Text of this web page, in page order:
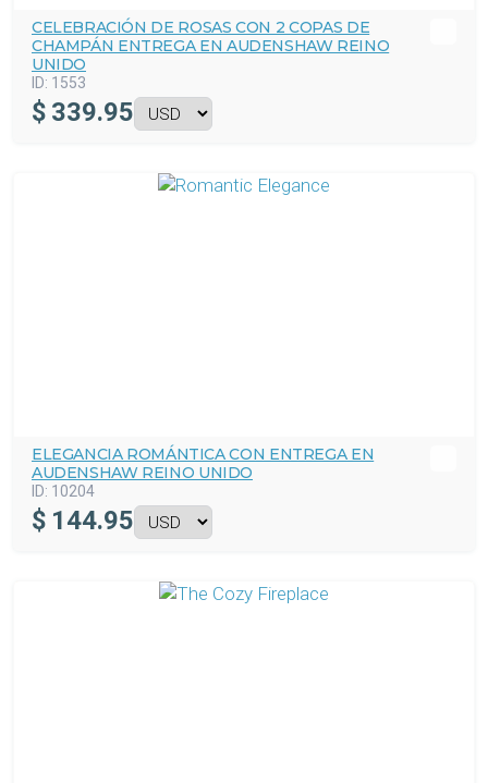
CELEBRACIÓN DE ROSAS CON 2 COPAS DE
CHAMPÁN ENTREGA EN AUDENSHAW REINO
UNIDO
ID: 1553
$ 339.95
ELEGANCIA ROMÁNTICA CON ENTREGA EN
AUDENSHAW REINO UNIDO
ID: 10204
$ 144.95